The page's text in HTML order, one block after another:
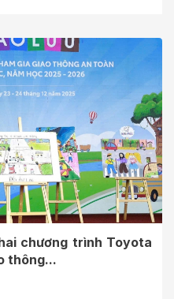
chương trình Toyota
thông...